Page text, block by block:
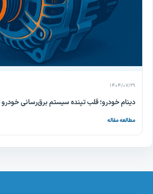
۱۴۰۴/۰۷/۲۹
دینام خودرو؛ قلب تپنده سیستم برق‌رسانی خودرو
مطالعه مقاله